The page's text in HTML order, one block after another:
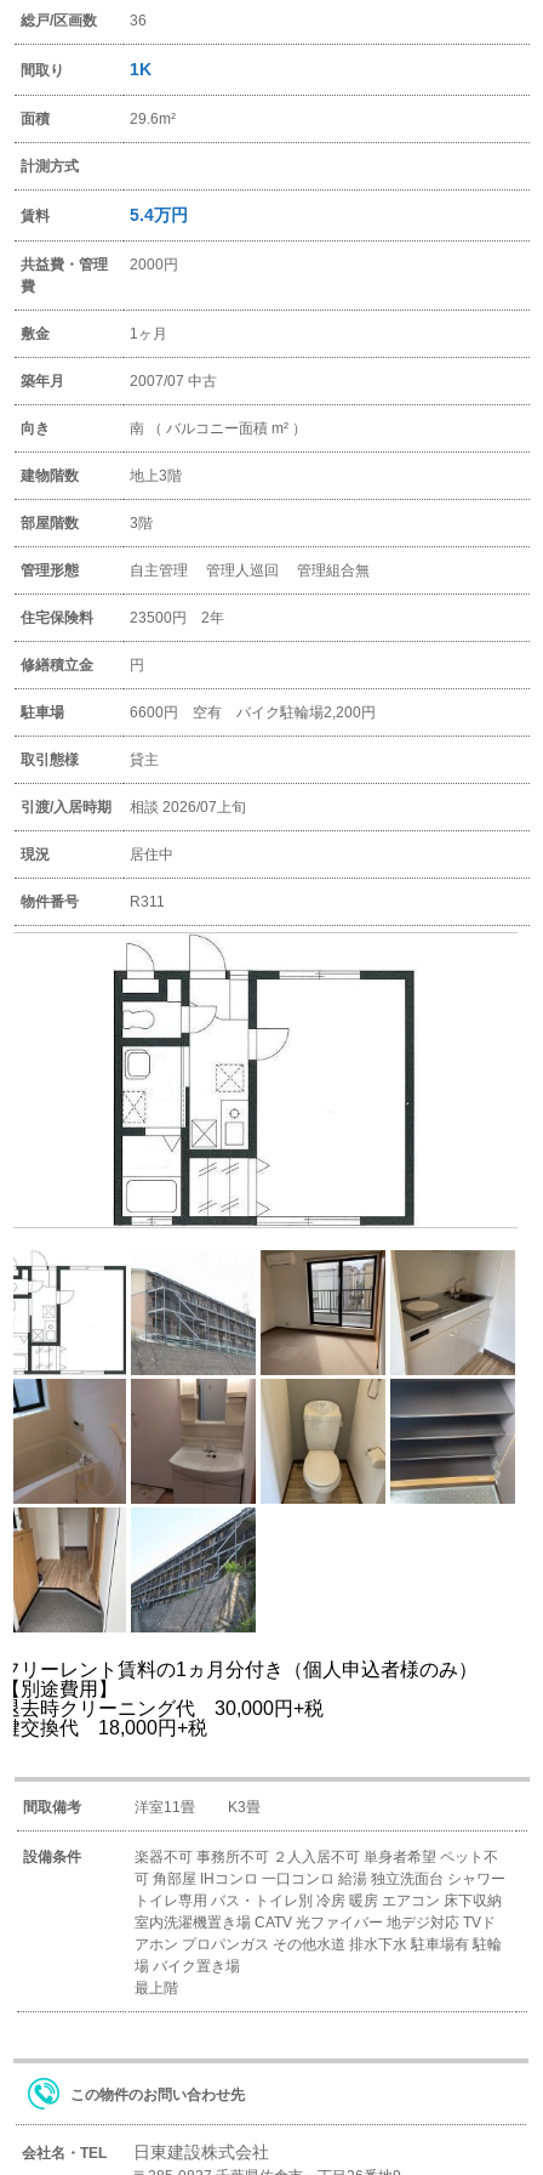
総戸/区画数 36
間取り 1K
面積 29.6m²
計測方式
賃料 5.4万円
共益費・管理
費
2000円
敷金 1ヶ月
築年月 2007/07 中古
向き 南 （ バルコニー面積 m² ）
建物階数 地上3階
部屋階数 3階
管理形態 自主管理 管理人巡回 管理組合無
住宅保険料 23500円 2年
修繕積立金 円
駐車場 6600円 空有 バイク駐輪場2,200円
取引態様 貸主
引渡/入居時期 相談 2026/07上旬
現況 居住中
物件番号 R311
フリーレント賃料の1ヵ月分付き（個人申込者様のみ）
【別途費用】
退去時クリーニング代 30,000円+税
鍵交換代 18,000円+税
間取備考 洋室11畳 K3畳
設備条件 楽器不可 事務所不可 ２人入居不可 単身者希望 ペット不
可 角部屋 IHコンロ 一口コンロ 給湯 独立洗面台 シャワー
トイレ専用 バス・トイレ別 冷房 暖房 エアコン 床下収納
室内洗濯機置き場 CATV 光ファイバー 地デジ対応 TVド
アホン プロパンガス その他水道 排水下水 駐車場有 駐輪
場 バイク置き場
最上階
この物件のお問い合わせ先
会社名・TEL 日東建設株式会社